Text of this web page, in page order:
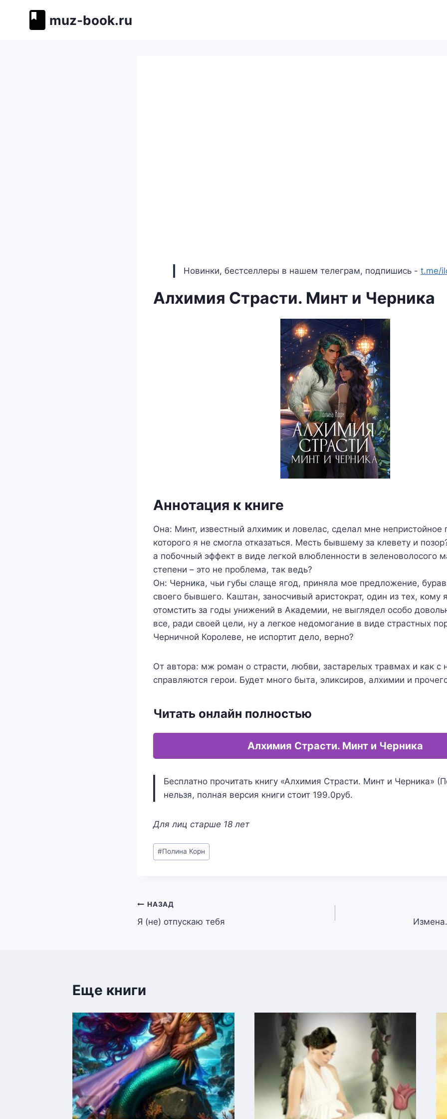
muz-book.ru
Новинки, бестселлеры в нашем телеграм, подпишись - t.me/
Алхимия Страсти. Минт и Черника
Аннотация к книге
Она: Минт, известный алхимик и ловелас, сделал мне непристойное
которого я не смогла отказаться. Месть бывшему за клевету и
а побочный эффект в виде легкой влюбленности в зеленоволосого
степени – это не проблема, так ведь?
Он: Черника, чьи губы слаще ягод, приняла мое предложение,
своего бывшего. Каштан, заносчивый аристократ, один из тех, кому
отомстить за годы унижений в Академии, не выглядел особо
все, ради своей цели, ну а легкое недомогание в виде страстных
Черничной Королеве, не испортит дело, верно?
От автора: мж роман о страсти, любви, застарелых травмах и как с
справляются герои. Будет много быта, эликсиров, алхимии и
Читать онлайн полностью
Алхимия Страсти. Минт и Черника
Бесплатно прочитать книгу «Алхимия Страсти. Минт и Черника»
нельзя, полная версия книги стоит 199.0руб.
Для лиц старше 18 лет
Метки
записи:
#Полина Корн
Навигация
по
НАЗАД
Я (не) отпускаю тебя
Еще книги